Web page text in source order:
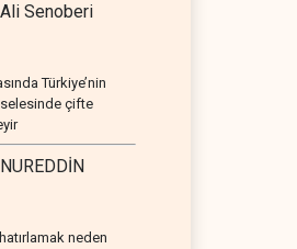
Senoberi
Türkiye’nin
çifte
neden